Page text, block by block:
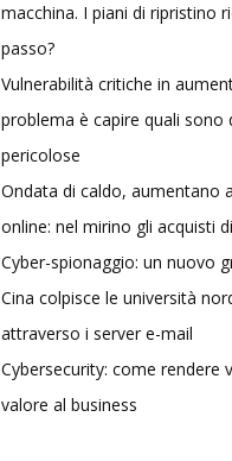
macchina. I piani di ripristino
passo?
Vulnerabilità critiche in
problema è capire quali sono
pericolose
Ondata di caldo, aumentano
online: nel mirino gli acquisti
Cyber-spionaggio: un nuovo
Cina colpisce le università
attraverso i server e-mail
Cybersecurity: come rendere
valore al business